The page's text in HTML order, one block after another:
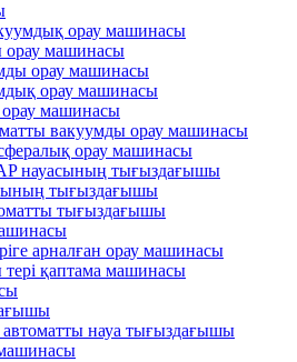
орау машинасы
орау машинасы
орау машинасы
орау машинасы
орау машинасы
вакуумды орау машинасы
орау машинасы
науасының тығыздағышы
тығыздағышы
тығыздағышы
арналған орау машинасы
қаптама машинасы
автоматты науа тығыздағышы